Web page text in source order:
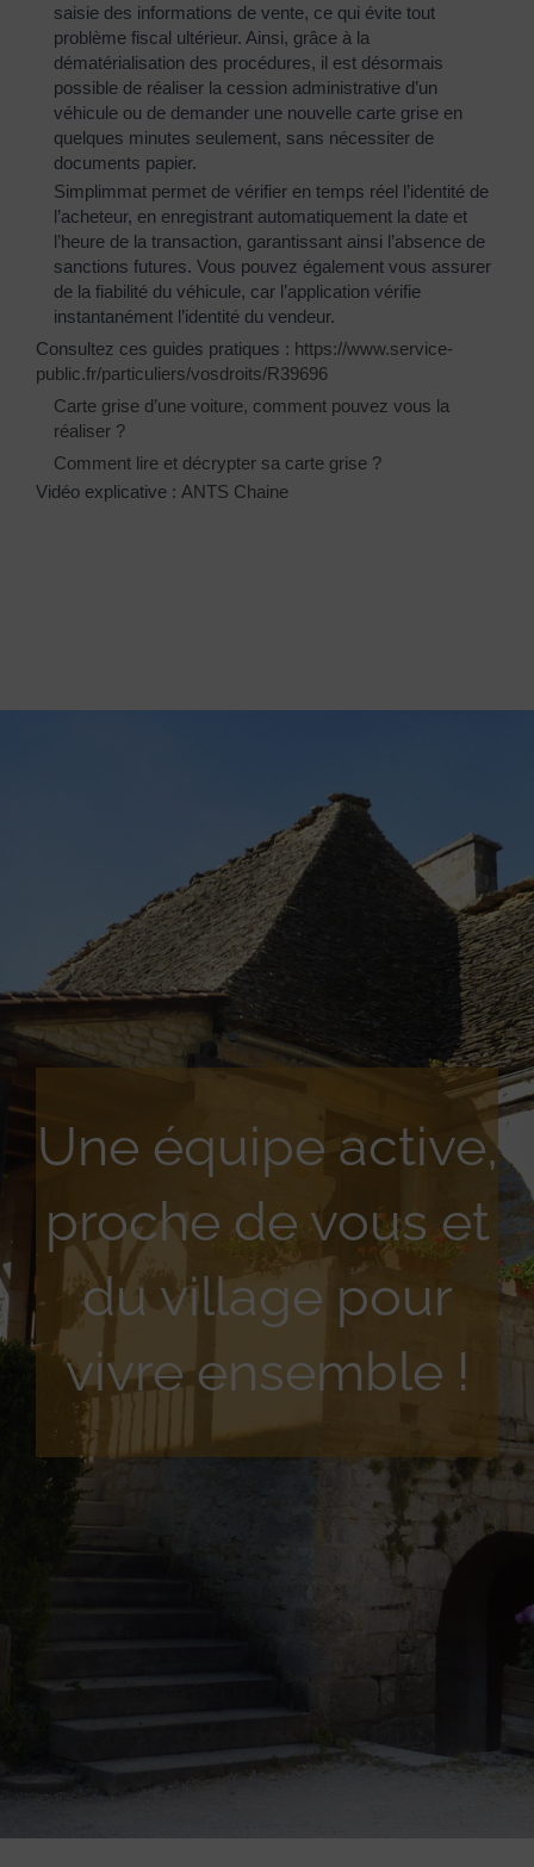
saisie des informations de vente, ce qui évite tout
problème fiscal ultérieur. Ainsi, grâce à la
dématérialisation des procédures, il est désormais
possible de réaliser la cession administrative d’un
véhicule ou de demander une nouvelle carte grise en
quelques minutes seulement, sans nécessiter de
documents papier.
Simplimmat permet de vérifier en temps réel l’identité de
l’acheteur, en enregistrant automatiquement la date et
l’heure de la transaction, garantissant ainsi l’absence de
sanctions futures. Vous pouvez également vous assurer
de la fiabilité du véhicule, car l’application vérifie
instantanément l’identité du vendeur.
Consultez ces guides pratiques : https://www.service-
public.fr/particuliers/vosdroits/R39696
Carte grise d’une voiture, comment pouvez vous la
réaliser ?
Comment lire et décrypter sa carte grise ?
Vidéo explicative : ANTS Chaine
Une équipe active,
proche de vous et
du village pour
vivre ensemble !